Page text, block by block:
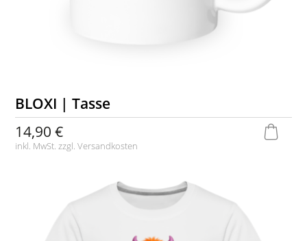
BLOXI | Tasse
14,90 €
inkl. MwSt. zzgl.Versandkosten